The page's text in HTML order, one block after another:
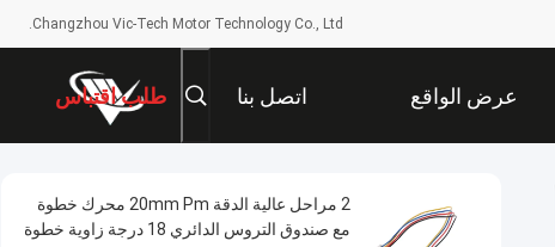
Changzhou Vic-Tech Motor Technology Co., Ltd.
عرض الواقع اتصل بنا طلب اقتباس
2 مراحل عالية الدقة 20mm Pm محرك خطوة
مع صندوق التروس الدائري 18 درجة زاوية خطوة